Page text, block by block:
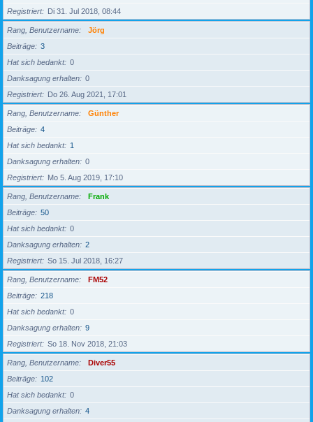
Registriert
Di 31. Jul 2018, 08:44
Rang, Benutzername
Jörg
Beiträge
3
Hat sich bedankt
0
Danksagung erhalten
0
Registriert
Do 26. Aug 2021, 17:01
Rang, Benutzername
Günther
Beiträge
4
Hat sich bedankt
1
Danksagung erhalten
0
Registriert
Mo 5. Aug 2019, 17:10
Rang, Benutzername
Frank
Beiträge
50
Hat sich bedankt
0
Danksagung erhalten
2
Registriert
So 15. Jul 2018, 16:27
Rang, Benutzername
FM52
Beiträge
218
Hat sich bedankt
0
Danksagung erhalten
9
Registriert
So 18. Nov 2018, 21:03
Rang, Benutzername
Diver55
Beiträge
102
Hat sich bedankt
0
Danksagung erhalten
4